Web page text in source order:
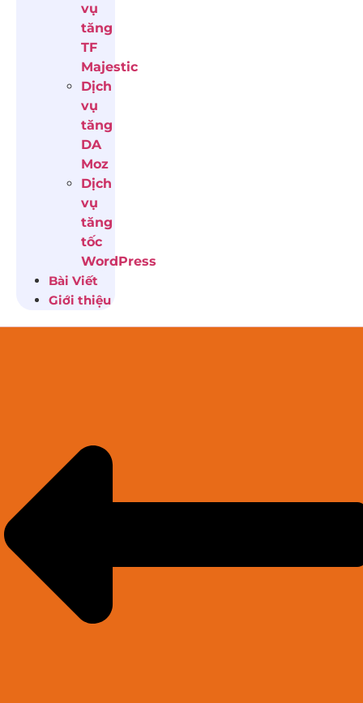
vụ
tăng
TF
Majestic
Dịch
vụ
tăng
DA
Moz
Dịch
vụ
tăng
tốc
WordPress
Bài Viết
Giới thiệu